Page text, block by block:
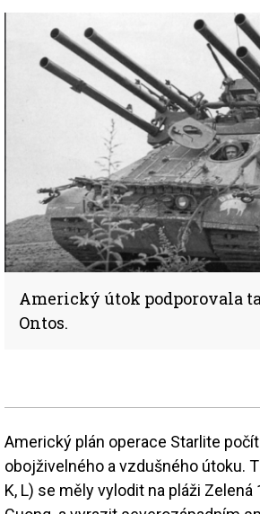
Americký útok podporovala
Ontos.
Americký plán operace Starlite
obojživelného a vzdušného útoku.
K, L) se měly vylodit na pláži Zelená